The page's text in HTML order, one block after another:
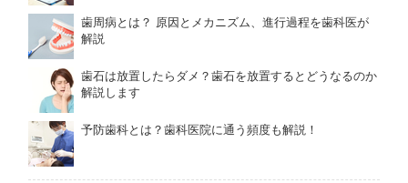
歯周病とは？ 原因とメカニズム、進行過程を歯科医が
解説
歯石は放置したらダメ？歯石を放置するとどうなるのか
解説します
予防歯科とは？歯科医院に通う頻度も解説！